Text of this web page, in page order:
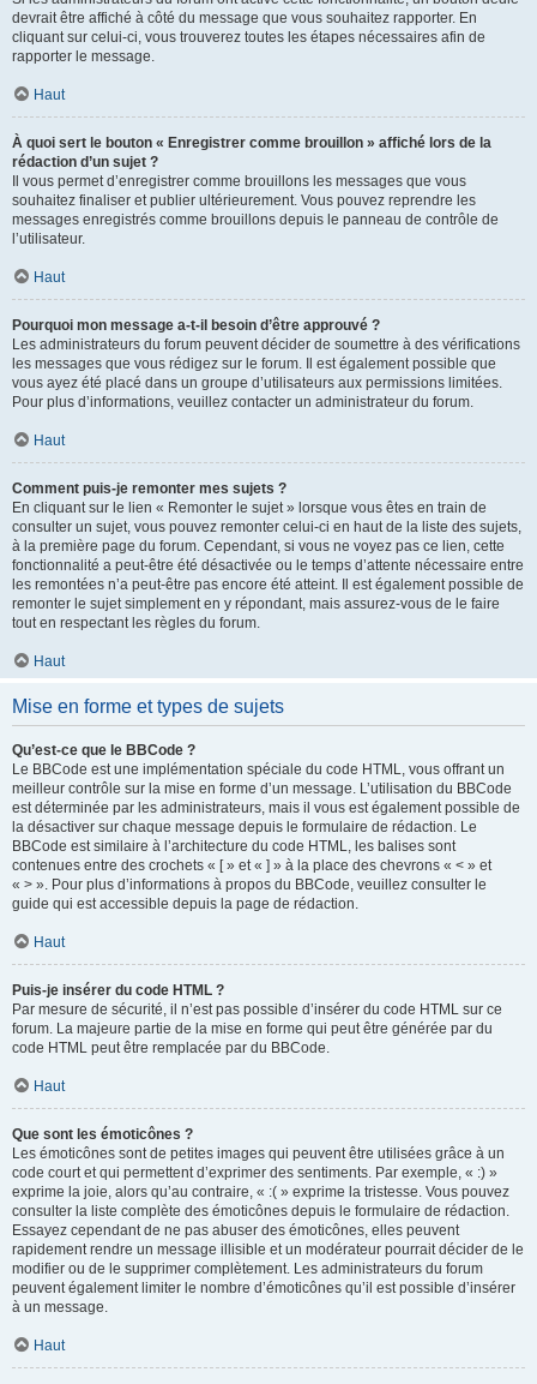
devrait être affiché à côté du message que vous souhaitez rapporter. En
cliquant sur celui-ci, vous trouverez toutes les étapes nécessaires afin de
rapporter le message.
Haut
À quoi sert le bouton « Enregistrer comme brouillon » affiché lors de la
rédaction d’un sujet ?
Il vous permet d’enregistrer comme brouillons les messages que vous
souhaitez finaliser et publier ultérieurement. Vous pouvez reprendre les
messages enregistrés comme brouillons depuis le panneau de contrôle de
l’utilisateur.
Haut
Pourquoi mon message a-t-il besoin d’être approuvé ?
Les administrateurs du forum peuvent décider de soumettre à des vérifications
les messages que vous rédigez sur le forum. Il est également possible que
vous ayez été placé dans un groupe d’utilisateurs aux permissions limitées.
Pour plus d’informations, veuillez contacter un administrateur du forum.
Haut
Comment puis-je remonter mes sujets ?
En cliquant sur le lien « Remonter le sujet » lorsque vous êtes en train de
consulter un sujet, vous pouvez remonter celui-ci en haut de la liste des sujets,
à la première page du forum. Cependant, si vous ne voyez pas ce lien, cette
fonctionnalité a peut-être été désactivée ou le temps d’attente nécessaire entre
les remontées n’a peut-être pas encore été atteint. Il est également possible de
remonter le sujet simplement en y répondant, mais assurez-vous de le faire
tout en respectant les règles du forum.
Haut
Mise en forme et types de sujets
Qu’est-ce que le BBCode ?
Le BBCode est une implémentation spéciale du code HTML, vous offrant un
meilleur contrôle sur la mise en forme d’un message. L’utilisation du BBCode
est déterminée par les administrateurs, mais il vous est également possible de
la désactiver sur chaque message depuis le formulaire de rédaction. Le
BBCode est similaire à l’architecture du code HTML, les balises sont
contenues entre des crochets « [ » et « ] » à la place des chevrons « < » et
« > ». Pour plus d’informations à propos du BBCode, veuillez consulter le
guide qui est accessible depuis la page de rédaction.
Haut
Puis-je insérer du code HTML ?
Par mesure de sécurité, il n’est pas possible d’insérer du code HTML sur ce
forum. La majeure partie de la mise en forme qui peut être générée par du
code HTML peut être remplacée par du BBCode.
Haut
Que sont les émoticônes ?
Les émoticônes sont de petites images qui peuvent être utilisées grâce à un
code court et qui permettent d’exprimer des sentiments. Par exemple, « :) »
exprime la joie, alors qu’au contraire, « :( » exprime la tristesse. Vous pouvez
consulter la liste complète des émoticônes depuis le formulaire de rédaction.
Essayez cependant de ne pas abuser des émoticônes, elles peuvent
rapidement rendre un message illisible et un modérateur pourrait décider de le
modifier ou de le supprimer complètement. Les administrateurs du forum
peuvent également limiter le nombre d’émoticônes qu’il est possible d’insérer
à un message.
Haut